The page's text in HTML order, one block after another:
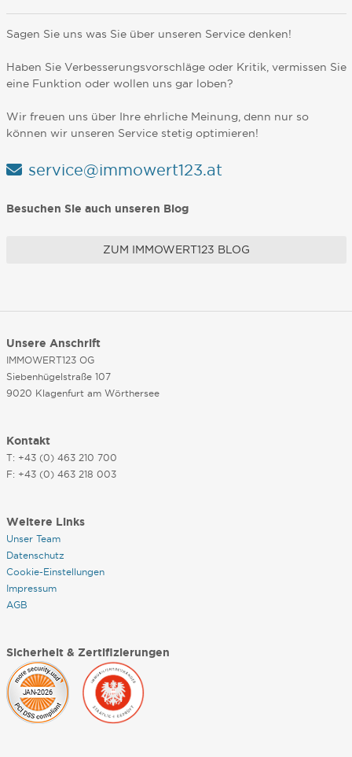
Sagen Sie uns was Sie über unseren Service denken!
Haben Sie Verbesserungsvorschläge oder Kritik, vermissen Sie
eine Funktion oder wollen uns gar loben?
Wir freuen uns über Ihre ehrliche Meinung, denn nur so
können wir unseren Service stetig optimieren!
service@immowert123.at
Besuchen Sie auch unseren Blog
ZUM IMMOWERT123 BLOG
Unsere Anschrift
IMMOWERT123 OG
Siebenhügelstraße 107
9020 Klagenfurt am Wörthersee
Kontakt
T: +43 (0) 463 210 700
F: +43 (0) 463 218 003
Weitere Links
Unser Team
Datenschutz
Cookie-Einstellungen
Impressum
AGB
Sicherheit & Zertifizierungen